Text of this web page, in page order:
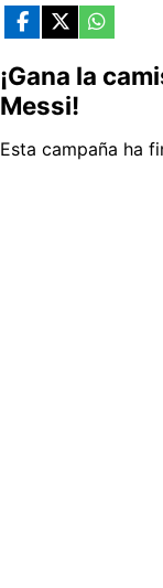
¡Gana la
Messi!
Esta campaña ha